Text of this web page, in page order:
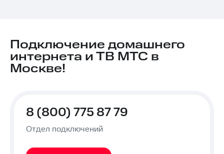
Подключение домашнего
интернета и ТВ МТС в
Москве!
8 (800) 775 87 79
Отдел подключений